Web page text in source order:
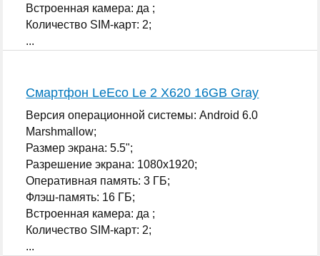
Встроенная камера: да ;
Количество SIM-карт: 2;
...
Смартфон LeEco Le 2 X620 16GB Gray
Версия операционной системы: Android 6.0
Marshmallow;
Размер экрана: 5.5";
Разрешение экрана: 1080x1920;
Оперативная память: 3 ГБ;
Флэш-память: 16 ГБ;
Встроенная камера: да ;
Количество SIM-карт: 2;
...